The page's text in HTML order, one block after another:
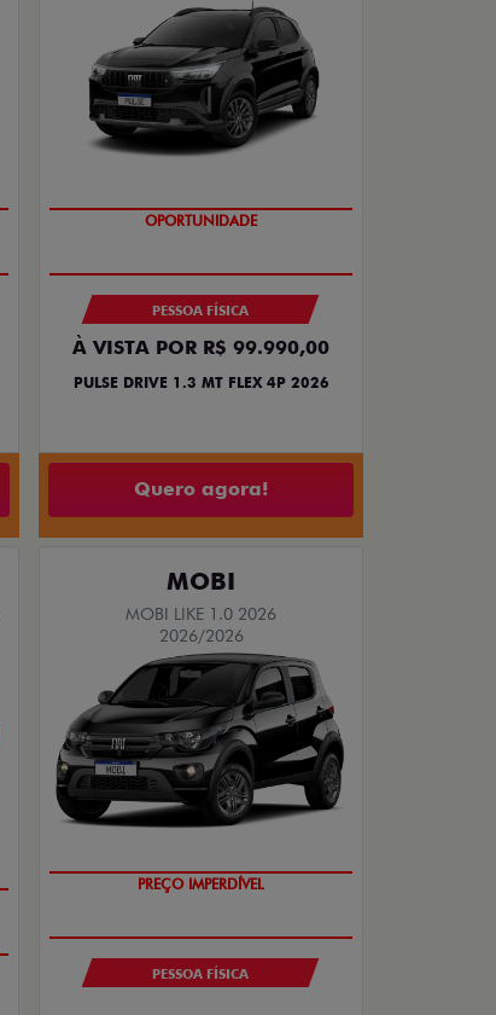
NOVA VERSÃO
PESSOA FÍSICA
À VISTA POR R$ 99.990,00
PULSE DRIVE 1.3 MT FLEX 4P 2026
Quero agora!
MOBI
MOBI LIKE 1.0 2026
2026/2026
SUPER DESCONTO
PESSOA FÍSICA